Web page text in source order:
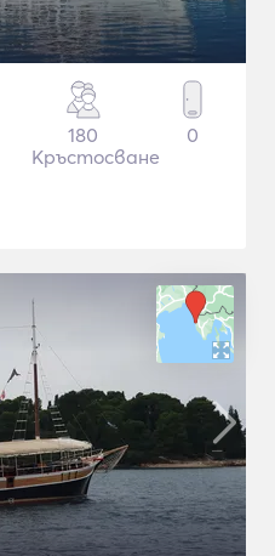
180
Кръстосване
0